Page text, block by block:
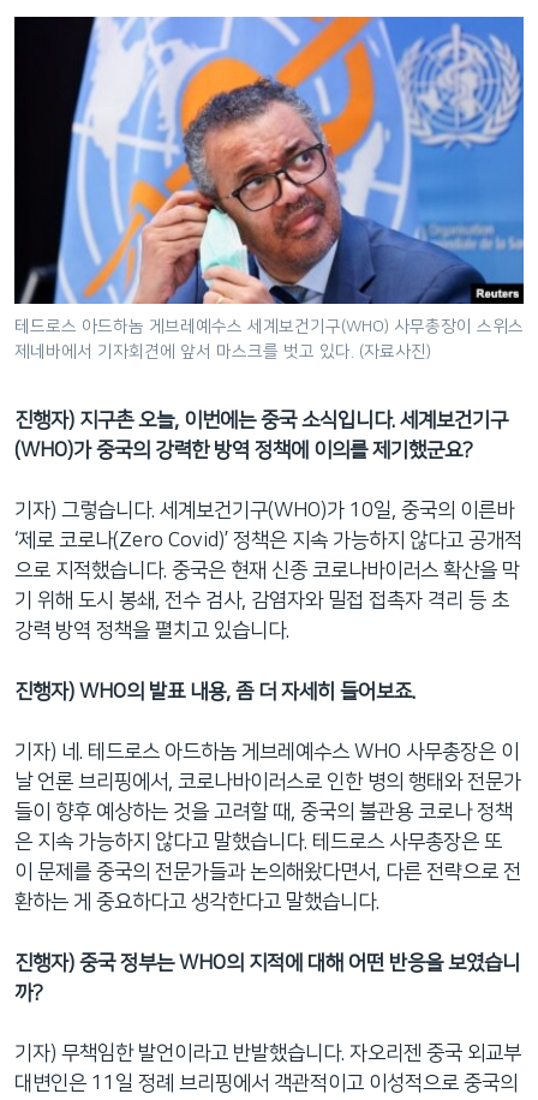
테드로스 아드하놈 게브레예수스 세계보건기구(WHO) 사무총장이 스위스
제네바에서 기자회견에 앞서 마스크를 벗고 있다. (자료사진)
진행자) 지구촌 오늘, 이번에는 중국 소식입니다. 세계보건기구
(WHO)가 중국의 강력한 방역 정책에 이의를 제기했군요?
기자) 그렇습니다. 세계보건기구(WHO)가 10일, 중국의 이른바
‘제로 코로나(Zero Covid)’ 정책은 지속 가능하지 않다고 공개적
으로 지적했습니다. 중국은 현재 신종 코로나바이러스 확산을 막
기 위해 도시 봉쇄, 전수 검사, 감염자와 밀접 접촉자 격리 등 초
강력 방역 정책을 펼치고 있습니다.
진행자) WHO의 발표 내용, 좀 더 자세히 들어보죠.
기자) 네. 테드로스 아드하놈 게브레예수스 WHO 사무총장은 이
날 언론 브리핑에서, 코로나바이러스로 인한 병의 행태와 전문가
들이 향후 예상하는 것을 고려할 때, 중국의 불관용 코로나 정책
은 지속 가능하지 않다고 말했습니다. 테드로스 사무총장은 또
이 문제를 중국의 전문가들과 논의해왔다면서, 다른 전략으로 전
환하는 게 중요하다고 생각한다고 말했습니다.
진행자) 중국 정부는 WHO의 지적에 대해 어떤 반응을 보였습니
까?
기자) 무책임한 발언이라고 반발했습니다. 자오리젠 중국 외교부
대변인은 11일 정례 브리핑에서 객관적이고 이성적으로 중국의